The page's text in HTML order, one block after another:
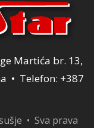
Martića br. 13,
• Telefon: +387
• Sva prava